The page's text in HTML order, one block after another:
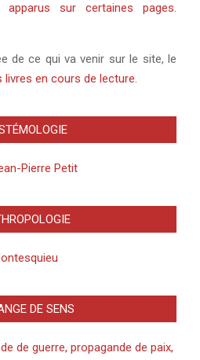
apparus sur certaines pages.
de ce qui va venir sur le site, le
livres en cours de lecture.
Pierre Petit
DE SENS
de guerre, propagande de paix,